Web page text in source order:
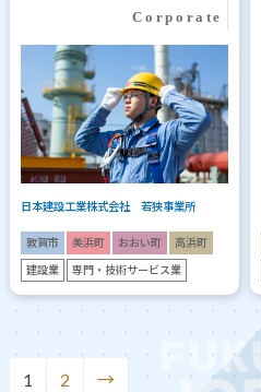
日本建設工業株式会社 若狭事業所
敦賀市 美浜町 おおい町 高浜町
建設業 専門・技術サービス業
1 2 →